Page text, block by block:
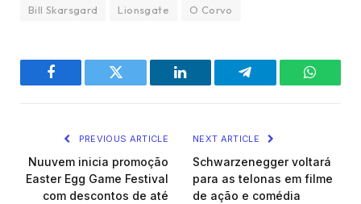
Bill Skarsgard Lionsgate O Corvo
Facebook Twitter LinkedIn Telegram
PREVIOUS ARTICLE
Nuuvem inicia promoção
Easter Egg Game Festival
com descontos de até
NEXT ARTICLE
Schwarzenegger voltará
para as telonas em filme
de ação e comédia